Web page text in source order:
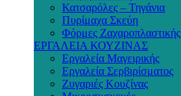
Κατσαρόλες – Τηγάνια
Πυρίμαχα Σκεύη
Φόρμες Ζαχαροπλαστικής
ΕΡΓΑΛΕΙΑ ΚΟΥΖΙΝΑΣ
Εργαλεία Μαγειρικής
Εργαλεία Σερβιρίσματος
Ζυγαριές Κουζίνας